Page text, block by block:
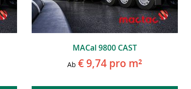
MACal 9800 CAST
Ab € 9,74 pro m²